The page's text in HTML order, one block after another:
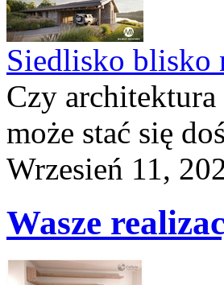
Siedlisko blisko
Czy
może stać się
Wrzesień 11,
Wasze